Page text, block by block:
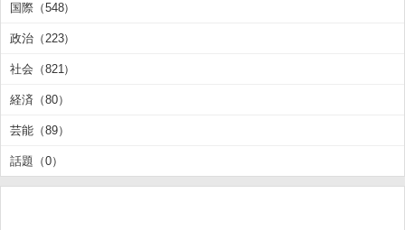
国際（548）
政治（223）
社会（821）
経済（80）
芸能（89）
話題（0）